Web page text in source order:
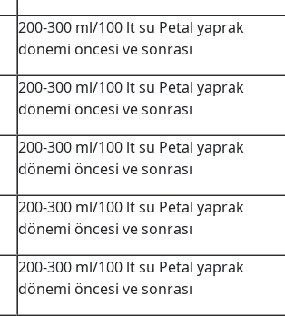
200-300 ml/100 lt su Petal yaprak
dönemi öncesi ve sonrası
200-300 ml/100 lt su Petal yaprak
dönemi öncesi ve sonrası
200-300 ml/100 lt su Petal yaprak
dönemi öncesi ve sonrası
200-300 ml/100 lt su Petal yaprak
dönemi öncesi ve sonrası
200-300 ml/100 lt su Petal yaprak
dönemi öncesi ve sonrası